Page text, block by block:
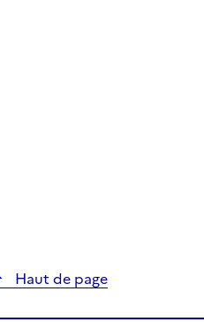
Haut de page